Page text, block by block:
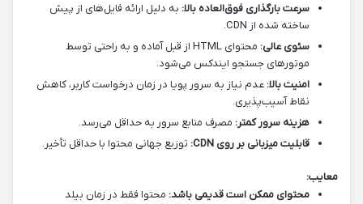
سرعت بارگذاری فوق‌العاده بالا: به دلیل ارائه فایل‌های از پیش
ساخته شده از CDN.
سئوی عالی:
محتوای HTML از قبل آماده و به راحتی توسط
موتورهای جستجو ایندکس می‌شود.
امنیت بالا: عدم نیاز به سرور پویا در زمان درخواست کاربر، کاهش
نقاط آسیب‌پذیری.
هزینه سرور کمتر: مصرف منابع سرور به حداقل می‌رسد.
قابلیت میزبانی بر روی CDN:
توزیع جهانی محتوا با حداقل تأخیر.
معایب:
محتوای ممکن است قدیمی باشد: محتوا فقط در زمان بیلد